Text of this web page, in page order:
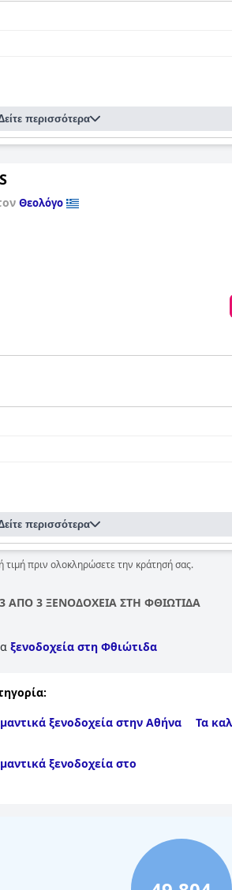
περισσότερα
Θεολόγο
περισσότερα
τιμή πριν ολοκληρώσετε την κράτησή σας.
ΑΠΟ 3 ΞΕΝΟΔΟΧΕΙΑ ΣΤΗ ΦΘΙΩΤΙΔΑ
ξενοδοχεία στη Φθιώτιδα
ξενοδοχεία στην Αθήνα Τα
ξενοδοχεία στο